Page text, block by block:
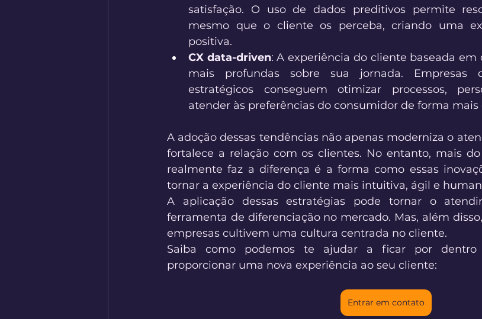
satisfação. O uso de dados preditivos permite
mesmo que o cliente os perceba, criando uma
positiva.
CX data-driven: A experiência do cliente baseada
mais profundas sobre sua jornada. Empresas
estratégicos conseguem otimizar processos,
atender às preferências do consumidor de forma mais
A adoção dessas tendências não apenas moderniza o
fortalece a relação com os clientes. No entanto, mais
realmente faz a diferença é a forma como essas
tornar a experiência do cliente mais intuitiva, ágil e
A aplicação dessas estratégias pode tornar o
ferramenta de diferenciação no mercado. Mas, além
empresas cultivem uma cultura centrada no cliente.
Saiba como podemos te ajudar a ficar por dentro
proporcionar uma nova experiência ao seu cliente:
Entrar em contato